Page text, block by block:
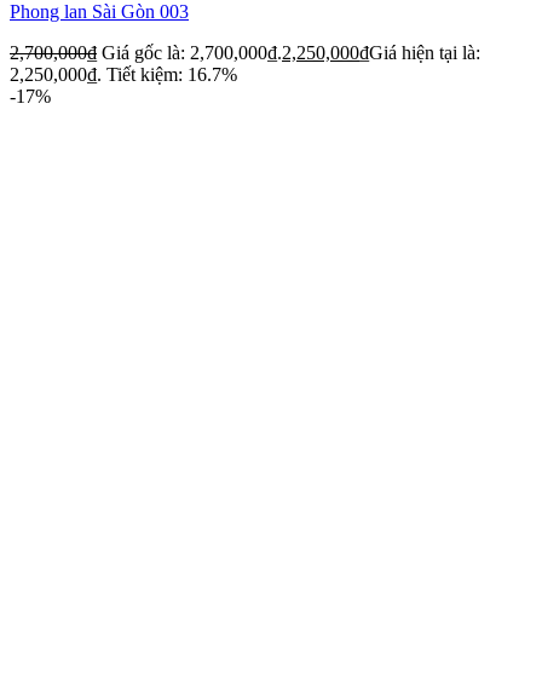
Phong lan Sài Gòn 003
2,700,000₫ Giá gốc là: 2,700,000₫.2,250,000₫Giá hiện tại là:
2,250,000₫. Tiết kiệm: 16.7%
-17%